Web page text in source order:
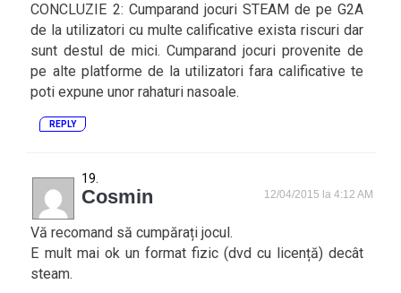
CONCLUZIE 2: Cumparand jocuri STEAM de pe G2A
de la utilizatori cu multe calificative exista riscuri dar
sunt destul de mici. Cumparand jocuri provenite de
pe alte platforme de la utilizatori fara calificative te
poti expune unor rahaturi nasoale.
REPLY
Cosmin 12/04/2015 la 4:12 AM
Vă recomand să cumpărați jocul.
E mult mai ok un format fizic (dvd cu licență) decât
steam.